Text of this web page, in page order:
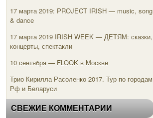
17 марта 2019: PROJECT IRISH — music, song
& dance
17 марта 2019 IRISH WEEK — ДЕТЯМ: сказки,
концерты, спектакли
10 сентября — FLOOK в Москве
Трио Кирилла Расоленко 2017. Тур по городам
Рф и Беларуси
СВЕЖИЕ КОММЕНТАРИИ